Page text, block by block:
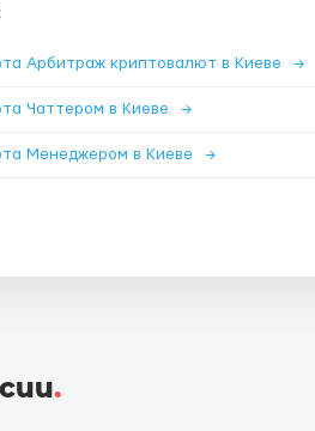
Арбитраж криптовалют в Киеве →
Чаттером в Киеве →
Менеджером в Киеве →
.